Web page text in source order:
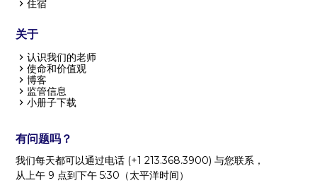
住宿
关于
认识我们的老师
使命和价值观
博客
监管信息
小册子下载
有问题吗？
我们每天都可以通过电话 (+1 213.368.3900) 与您联系，
从上午 9 点到下午 5:30（太平洋时间）